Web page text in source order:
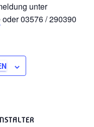
unter
oder 03576 / 290390